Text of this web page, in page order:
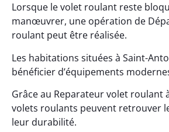
Lorsque le volet roulant reste
manœuvrer, une opération de
roulant peut être réalisée.
Les habitations situées à Saint-
bénéficier d’équipements
Grâce au Reparateur volet roulant
volets roulants peuvent retrouver
leur durabilité.